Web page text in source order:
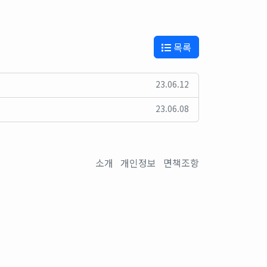
목록
23.06.12
23.06.08
소개 개인정보 면책조항